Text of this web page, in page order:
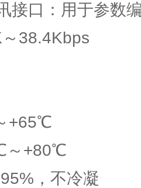
接口：用于参数
38.4Kbps
+65℃
～+80℃
，不冷凝